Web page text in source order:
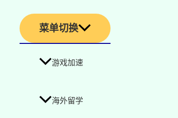
菜单切换
游戏加速
海外留学